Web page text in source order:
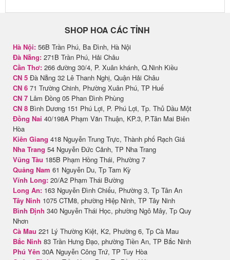
SHOP HOA CÁC TỈNH
Hà Nội: 56B Trần Phú, Ba Đình, Hà Nội
Đà Nẵng: 271B Trần Phú, Hải Châu
Cần Thơ: 266 đường 30/4, P. Xuân khánh, Q.Ninh Kiều
CN 5 Đà Nẵng 32 Lê Thanh Nghị, Quận Hải Châu
CN 6 71 Trường Chinh, Phường Xuân Phú, TP Huế
CN 7 Lâm Đồng 05 Phan Đình Phùng
CN 8 Bình Dương 151 Phú Lợi, P. Phú Lợi, Tp. Thủ Dầu Một
Đồng Nai 40/198A Phạm Văn Thuận, KP.3, P.Tân Mai Biên
Hòa
Kiên Giang 418 Nguyễn Trung Trực, Thành phố Rạch Giá
Nha Trang 54 Nguyễn Đức Cảnh, TP Nha Trang
Vũng Tàu 185B Phạm Hồng Thái, Phường 7
Quảng Nam 61 Nguyễn Du, Tp Tam Kỳ
Vĩnh Long: 20/A2 Phạm Thái Bường
Long An: 163 Nguyễn Đình Chiểu, Phường 3, Tp Tân An
Tây Ninh 1075 CTM8, phường Hiệp Ninh, TP Tây Ninh
Bình Định 340 Nguyễn Thái Học, phường Ngô Mây, Tp Quy
Nhơn
Cà Mau 221 Lý Thường Kiệt, K2, Phường 6, Tp Cà Mau
Bắc Ninh 83 Trần Hưng Đạo, phường Tiền An, TP Bắc Ninh
Phú Yên 30A Nguyễn Công Trứ, TP Tuy Hòa